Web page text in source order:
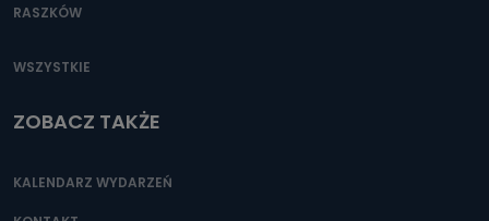
RASZKÓW
WSZYSTKIE
ZOBACZ TAKŻE
KALENDARZ WYDARZEŃ